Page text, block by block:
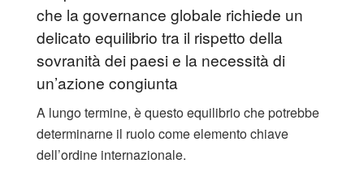
che la governance globale richiede un
delicato equilibrio tra il rispetto della
sovranità dei paesi e la necessità di
un’azione congiunta
A lungo termine, è questo equilibrio che potrebbe
determinarne il ruolo come elemento chiave
dell’ordine internazionale.